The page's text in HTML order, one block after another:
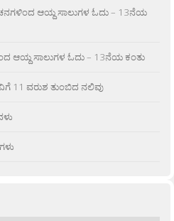
ಆಯ್ದ ಸಾಲುಗಳ ಓದು – 13ನೆಯ
ಆಯ್ದ ಸಾಲುಗಳ ಓದು – 13ನೆಯ ಕಂತು
11 ವರುಶ ತುಂಬಿದ ನಲಿವು